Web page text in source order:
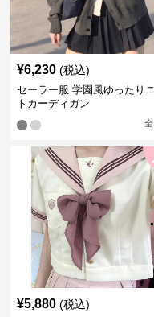
¥6,230 (税込)
セーラー服 学園風ゆったり
トカーディガン
全
¥5,880 (税込)